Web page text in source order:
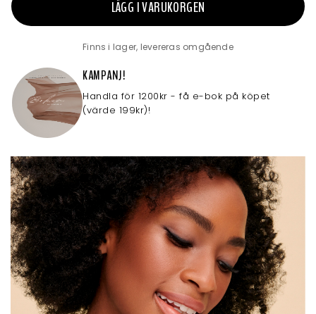
LÄGG I VARUKORGEN
Finns i lager, levereras omgående
KAMPANJ!
Handla för 1200kr - få e-bok på köpet
(värde 199kr)!